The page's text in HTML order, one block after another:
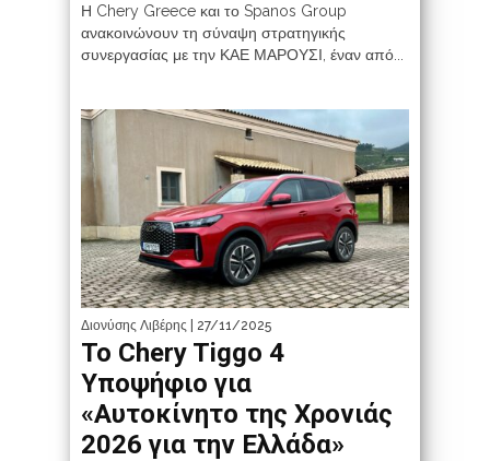
Η Chery Greece και το Spanos Group
ανακοινώνουν τη σύναψη στρατηγικής
συνεργασίας με την ΚΑΕ ΜΑΡΟΥΣΙ, έναν από...
Διονύσης Λιβέρης | 27/11/2025
Το Chery Tiggo 4
Υποψήφιο για
«Αυτοκίνητο της Χρονιάς
2026 για την Ελλάδα»